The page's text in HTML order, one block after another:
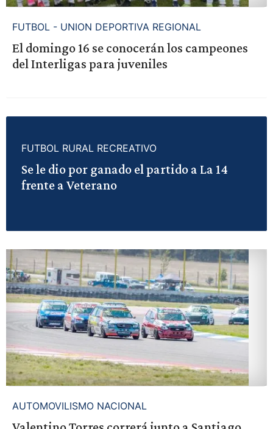
FUTBOL - UNION DEPORTIVA REGIONAL
El domingo 16 se conocerán los campeones
del Interligas para juveniles
FUTBOL RURAL RECREATIVO
Se le dio por ganado el partido a La 14
frente a Veterano
AUTOMOVILISMO NACIONAL